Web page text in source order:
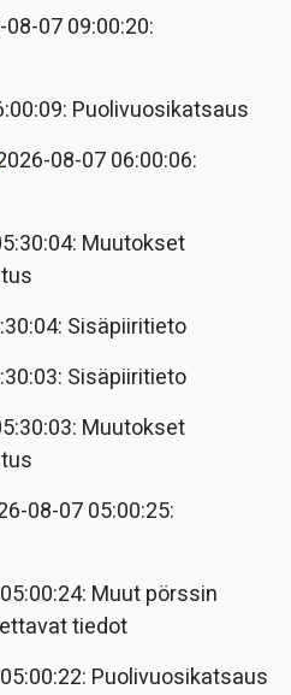
08-07 09:00:20:
Puolivuosikatsaus
08-07 06:00:06:
Muutokset
Sisäpiiritieto
Sisäpiiritieto
Muutokset
08-07 05:00:25:
Muut pörssin
tiedot
Puolivuosikatsaus